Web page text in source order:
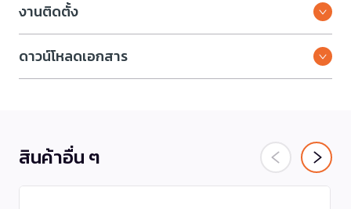
งานติดตั้ง
ดาวน์โหลดเอกสาร
สินค้าอื่น ๆ